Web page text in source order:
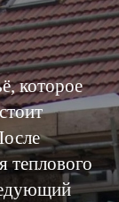
которое
теплового